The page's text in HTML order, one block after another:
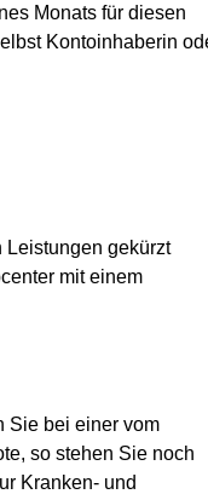
Monats für diesen
Kontoinhaberin
Leistungen gekürzt
mit einem
Sie bei einer vom
so stehen Sie noch
Kranken- und